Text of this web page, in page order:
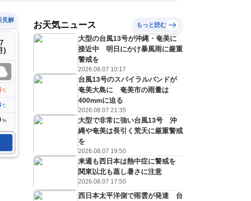
見解
)
℃
℃
%
18
%
20
(木)
D
28℃
19
30%
21
(金)
E
29℃
20
40%
予報の
信頼度
B
C
D
お天気ニュース もっと読む
大型の台風13号が沖縄・奄美に
接近中 明日にかけ暴風雨に厳重
警戒を
2026.08.07 10:17
台風13号のスパイラルバンドが
奄美大島に 奄美市の雨量は
400mmに迫る
2026.08.07 21:35
大型で非常に強い台風13号 沖
縄や奄美は長引く荒天に厳重警戒
を
2026.08.07 19:50
来週も西日本は熱中症に警戒を
関東以北も蒸し暑さに注意
2026.08.07 17:50
西日本太平洋側で雨雲が発達 台